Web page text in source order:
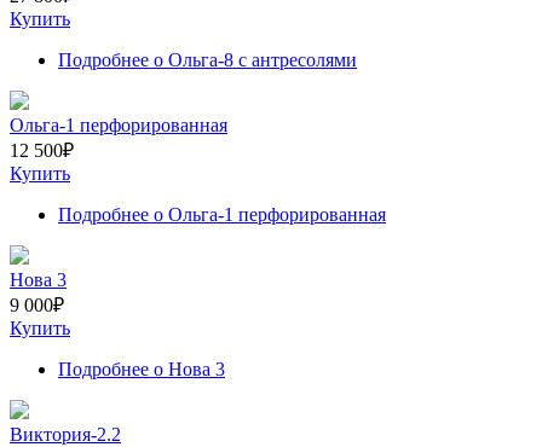
Купить
Подробнее о Ольга-8 с антресолями
Ольга-1 перфорированная
12 500₽
Купить
Подробнее о Ольга-1 перфорированная
Нова 3
9 000₽
Купить
Подробнее о Нова 3
Виктория-2.2